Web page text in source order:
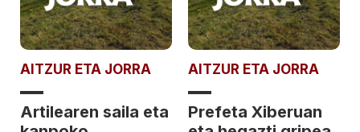
AITZUR ETA JORRA
Artilearen saila eta
AITZUR ETA JORRA
Prefeta Xiberuan